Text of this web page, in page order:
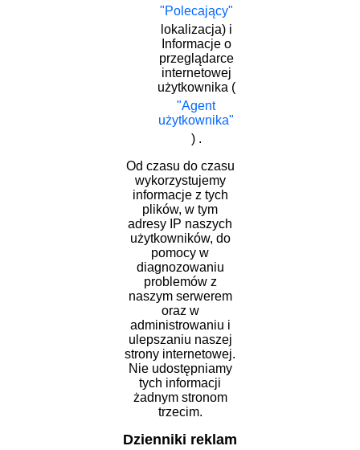
"Polecający"
lokalizacja) i
Informacje o
przeglądarce
internetowej
użytkownika (
"Agent
użytkownika"
) .
Od czasu do czasu
wykorzystujemy
informacje z tych
plików, w tym
adresy IP naszych
użytkowników, do
pomocy w
diagnozowaniu
problemów z
naszym serwerem
oraz w
administrowaniu i
ulepszaniu naszej
strony internetowej.
Nie udostępniamy
tych informacji
żadnym stronom
trzecim.
Dzienniki reklam